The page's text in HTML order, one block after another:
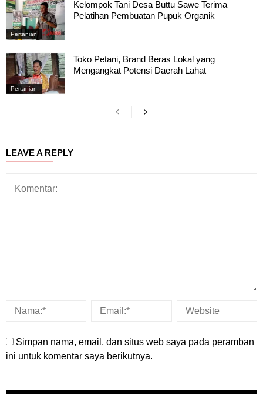
Pertanian
Kelompok Tani Desa Buttu Sawe Terima
Pelatihan Pembuatan Pupuk Organik
Pertanian
Toko Petani, Brand Beras Lokal yang
Mengangkat Potensi Daerah Lahat
LEAVE A REPLY
Simpan nama, email, dan situs web saya pada peramban
ini untuk komentar saya berikutnya.